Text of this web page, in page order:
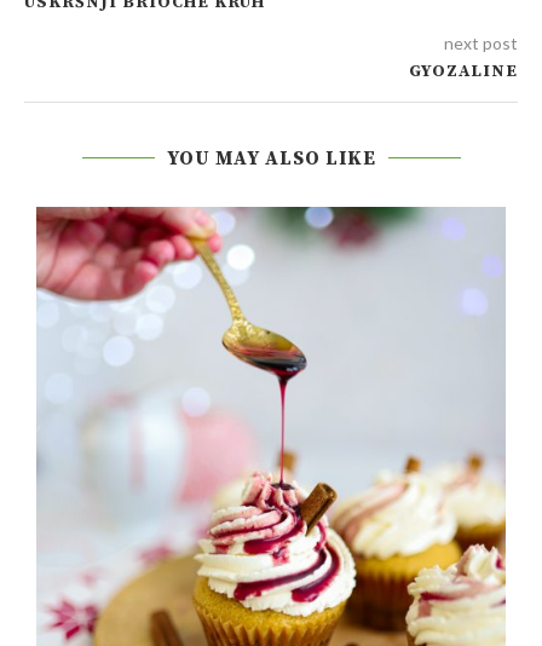
next post
GYOZALINE
YOU MAY ALSO LIKE